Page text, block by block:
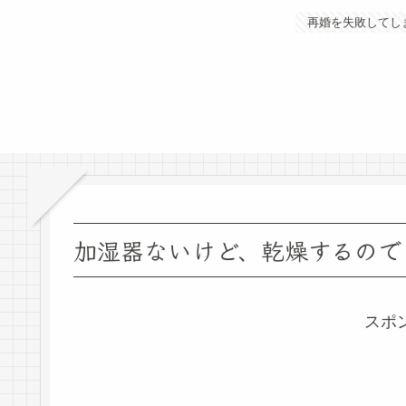
再婚を失敗してし
加湿器ないけど、乾燥するの
スポ